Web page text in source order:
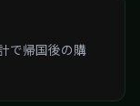
で帰国後の購